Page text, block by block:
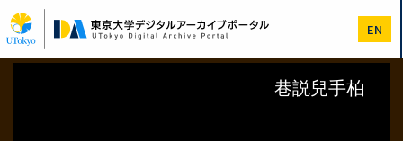
イ
ン
コ
EN